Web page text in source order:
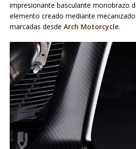
impresionante basculante monobrazo
elemento creado mediante
marcadas desde Arch Motorcycle.